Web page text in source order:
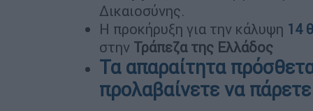
Δικαιοσύνης.
Η προκήρυξη για την κάλυψη 14
στην Τράπεζα της Ελλάδος
Τα απαραίτητα
προλαβαίνετε να πάρετε